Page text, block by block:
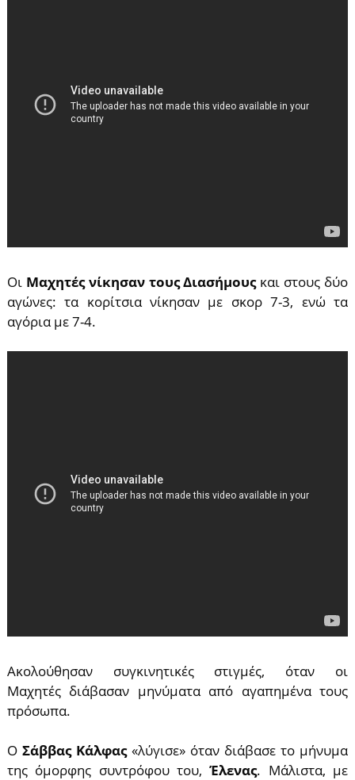
Οι Μαχητές νίκησαν τους Διασήμουςκαι στους δύο
αγώνες: τα κoρίτσια νίκησαν με σκορ 7-3, ενώ τα
αγόρια με 7-4.
Ακολούθησαν συγκινητικές στιγμές, όταν οι
Μαχητές διάβασαν μηνύματα από αγαπημένα τους
πρόσωπα.
Ο Σάββας Κάλφας«λύγισε» όταν διάβασε το μήνυμα
της όμορφης συντρόφου του,Έλενας. Μάλιστα, με